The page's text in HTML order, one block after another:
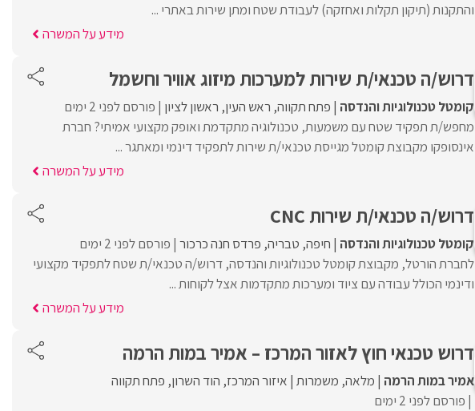
והתקנות (תיקון תקלות ואחזקה) לעבודת שטח ומתן שירות באתרי ...
מידע על המשרה
דרוש/ה טכנאי/ת שירות למערכות מיזוג אוויר וחשמל
קומטל טכנולוגיות והנדסה פתח תקווה ראש העין ראשון לציון פורסם לפני 2 ימים
מחפש/ת תפקיד שטח עם משמעות, טכנולוגיה מתקדמת ואופק מקצועי אמיתי? חברת
אינסופקו מקבוצת קומטל מגייסת טכנאי/ת שירות לתפקיד דינמי ומאתגר ...
מידע על המשרה
דרוש/ה טכנאי/ת שירות CNC
קומטל טכנולוגיות והנדסה חיפה טבריה פרדס חנה כרכור פורסם לפני 2 ימים
לחברת הורטל, מקבוצת קומטל טכנולוגיות והנדסה, דרוש/ה טכנאי/ת שטח לתפקיד מקצועי
ודינמי הכולל עבודה עם ציוד ומערכות מתקדמות אצל לקוחות ...
מידע על המשרה
דרוש טכנאי חוץ לאזור המרכז – אמיר במות הרמה
אמיר במות הרמה מלאה משמרות איזור המרכז הוד השרון פתח תקווה
פורסם לפני 2 ימים